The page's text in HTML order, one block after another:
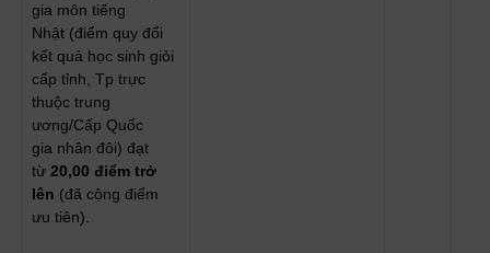
gia môn tiếng
Nhật (điểm quy đổi
kết quả học sinh giỏi
cấp tỉnh, Tp trực
thuộc trung
ương/Cấp Quốc
gia nhân đôi) đạt
từ 20,00 điểm trở
lên (đã cộng điểm
ưu tiên).